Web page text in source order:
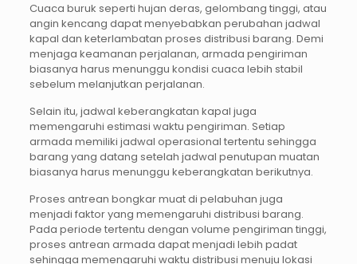
Cuaca buruk seperti hujan deras, gelombang tinggi, atau
angin kencang dapat menyebabkan perubahan jadwal
kapal dan keterlambatan proses distribusi barang. Demi
menjaga keamanan perjalanan, armada pengiriman
biasanya harus menunggu kondisi cuaca lebih stabil
sebelum melanjutkan perjalanan.
Selain itu, jadwal keberangkatan kapal juga
memengaruhi estimasi waktu pengiriman. Setiap
armada memiliki jadwal operasional tertentu sehingga
barang yang datang setelah jadwal penutupan muatan
biasanya harus menunggu keberangkatan berikutnya.
Proses antrean bongkar muat di pelabuhan juga
menjadi faktor yang memengaruhi distribusi barang.
Pada periode tertentu dengan volume pengiriman tinggi,
proses antrean armada dapat menjadi lebih padat
sehingga memengaruhi waktu distribusi menuju lokasi